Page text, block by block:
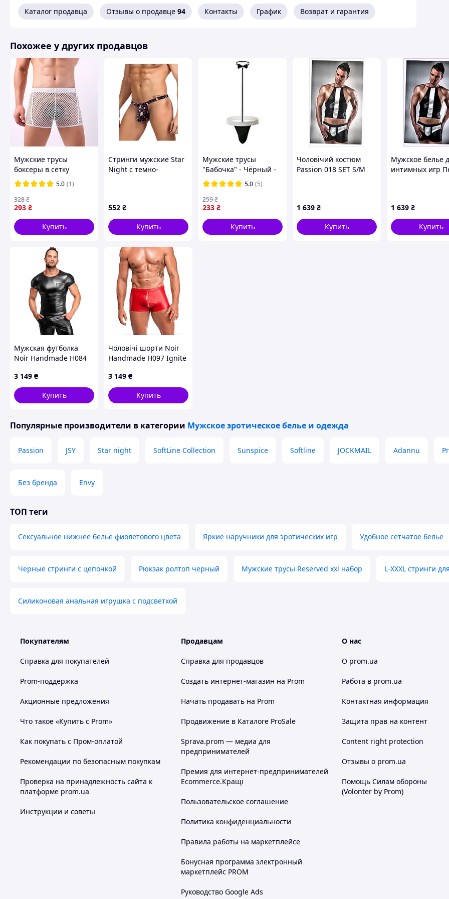
Похожие товары по характеристикам
Каталог продавца Отзывы о продавце 94 Контакты График Возврат и гарантия
Похожее у других продавцов
Мужские трусы
боксеры в сетку
"Clever-Menmode" L
Белый
5.0 (1)
293 ₴
328₴
Купить
Стринги мужские Star
Night с темно-
552 ₴
Купить
Мужские трусы
"Бабочка" - Чёрный -
M - XL
5.0 (5)
233 ₴
259₴
Купить
Чоловічий костюм
Passion 018 SET S/M
1 639 ₴
Купить
Мужское белье
интимных игр
1 639 ₴
Купить
Мужская футболка
Noir Handmade H084
3 149 ₴
Купить
Чоловічі шорти Noir
Handmade H097 Ignite
3 149 ₴
Купить
Популярные производители в категории Мужское эротическое белье и одежда
Passion JSY Star night SoftLine Collection Sunspice Softline JOCKMAIL Adannu
Без бренда Envy
ТОП теги
Сексуальное нижнее белье фиолетового цвета Яркие наручники для эротических игр Удобное сетчатое белье
Черные стринги с цепочкой Рюкзак ролтоп черный Мужские трусы Reserved xxl набор L-XXXL стринги
Силиконовая анальная игрушка с подсветкой
Покупателям
Справка для покупателей
Prom-поддержка
Акционные предложения
Что такое «Купить с Prom»
Как покупать с Пром-оплатой
Рекомендации по безопасным покупкам
Проверка на принадлежность сайта к
платформе prom.ua
Инструкции и советы
Продавцам
Справка для продавцов
Создать интернет-магазин на Prom
Начать продавать на Prom
Продвижение в Каталоге ProSale
Sprava.prom — медиа для
предпринимателей
Премия для интернет-предпринимателей
Ecommerce.Кращі
Пользовательское соглашение
Политика конфиденциальности
Правила работы на маркетплейсе
Бонусная программа электронный
маркетплейс PROM
Руководство Google Ads
О нас
О prom.ua
Работа в prom.ua
Контактная информация
Защита прав на контент
Content right protection
Отзывы о prom.ua
Помощь Силам обороны
(Volonter by Prom)